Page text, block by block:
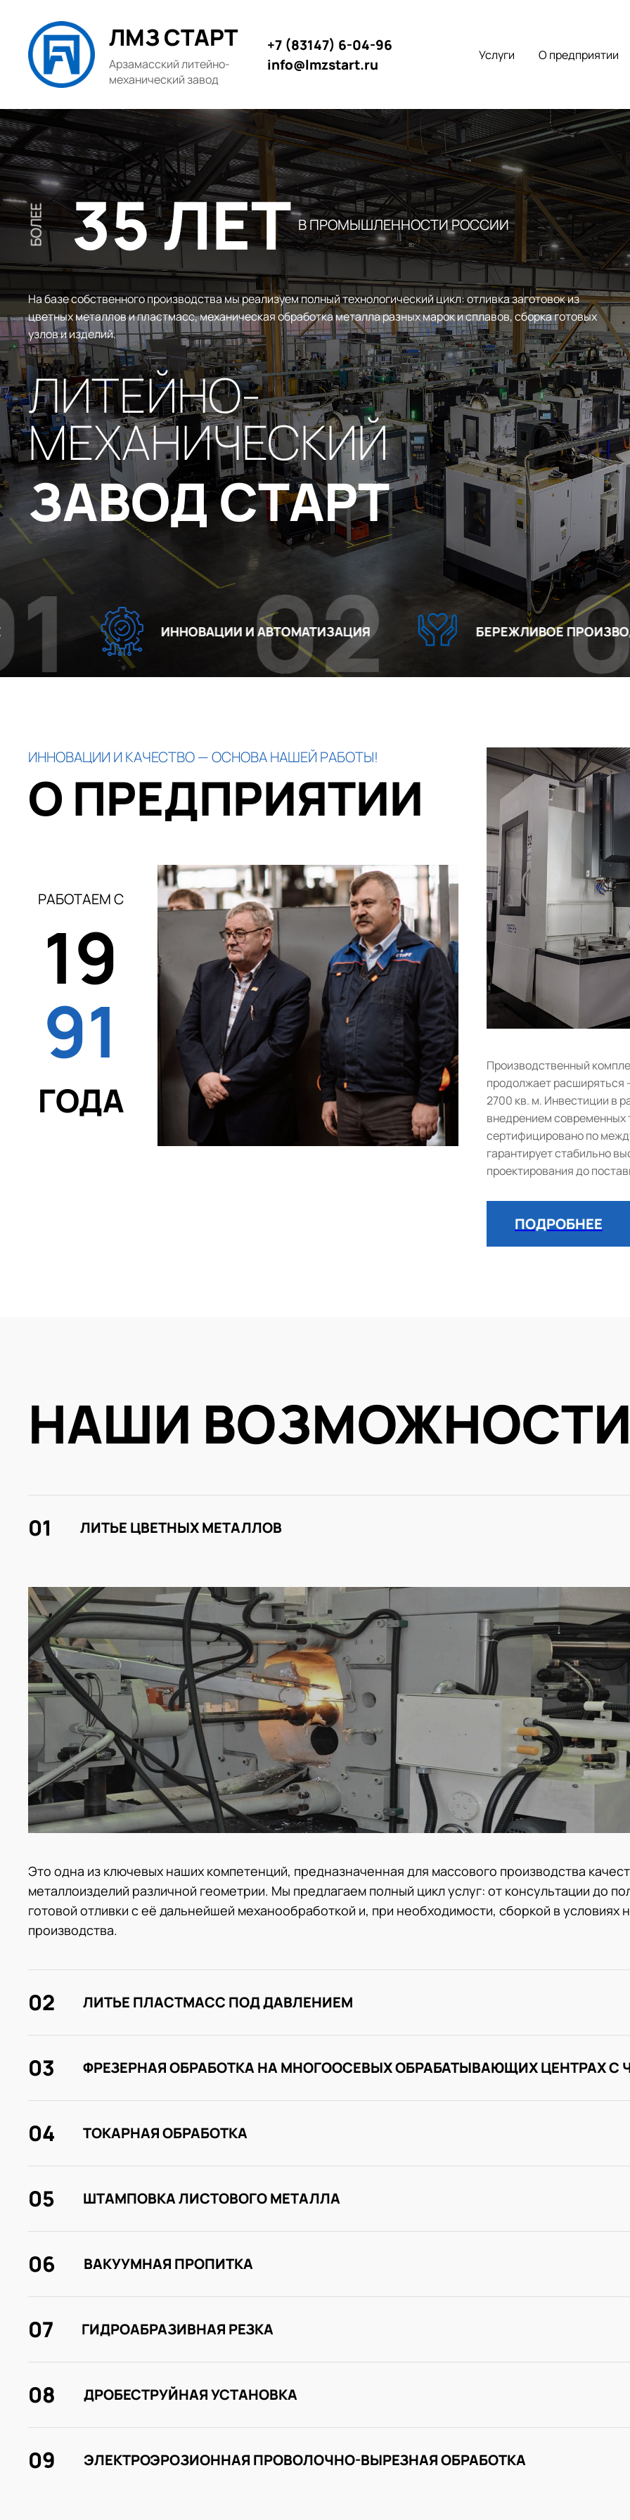
ЛМЗ СТАРТ
Арзамасский литейно-
механический завод
Услуги О предприятии
+7 (83147) 6-04-96
info@lmzstart.ru
БОЛЕЕ 35 ЛЕТ В ПРОМЫШЛЕННОСТИ РОССИИ
На базе собственного производства мы реализуем полный технологический цикл: отливка заготовок из
цветных металлов и пластмасс, механическая обработка металла разных марок и сплавов, сборка готовых
узлов и изделий.
ЛИТЕЙНО-
МЕХАНИЧЕСКИЙ
ЗАВОД СТАРТ
ИННОВАЦИИ И АВТОМАТИЗАЦИЯ
02 БЕРЕЖЛИВОЕ ПРОИЗВОДСТВО
03
ИННОВАЦИИ И КАЧЕСТВО — ОСНОВА НАШЕЙ РАБОТЫ!
О ПРЕДПРИЯТИИ
РАБОТАЕМ С
19
91
ГОДА
Производственный
продолжает расширяться
2700 кв. м. Инвестиции в
внедрением современных
сертифицировано по
гарантирует стабильно
проектирования до
ПОДРОБНЕЕ
НАШИ
ЛИТЬЕ ЦВЕТНЫХ МЕТАЛЛОВ
01
Это одна из ключевых наших компетенций, предназначенная для массового производства
металлоизделий различной геометрии. Мы предлагаем полный цикл услуг: от консультации до
готовой отливки с её дальнейшей механообработкой и, при необходимости, сборкой в условиях
производства.
ЛИТЬЕ ПЛАСТМАСС ПОД ДАВЛЕНИЕМ
02
ФРЕЗЕРНАЯ ОБРАБОТКА НА МНОГООСЕВЫХ ОБРАБАТЫВАЮЩИХ ЦЕНТРАХ С
03
ТОКАРНАЯ ОБРАБОТКА
04
ШТАМПОВКА ЛИСТОВОГО МЕТАЛЛА
05
ВАКУУМНАЯ ПРОПИТКА
06
ГИДРОАБРАЗИВНАЯ РЕЗКА
07
ДРОБЕСТРУЙНАЯ УСТАНОВКА
08
ЭЛЕКТРОЭРОЗИОННАЯ ПРОВОЛОЧНО-ВЫРЕЗНАЯ ОБРАБОТКА
09